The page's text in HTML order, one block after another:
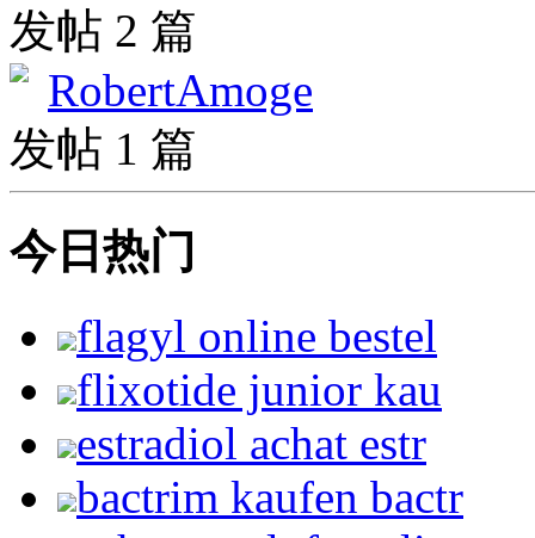
发帖 2 篇
RobertAmoge
发帖 1 篇
今日热门
flagyl online bestel
flixotide junior kau
estradiol achat estr
bactrim kaufen bactr